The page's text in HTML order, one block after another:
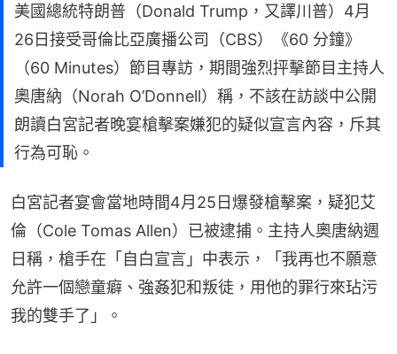
美國總統特朗普（Donald Trump，又譯川普）4月
26日接受哥倫比亞廣播公司（CBS）《60 分鐘》
（60 Minutes）節目專訪，期間強烈抨擊節目主持人
奧唐納（Norah O’Donnell）稱，不該在訪談中公開
朗讀白宮記者晚宴槍擊案嫌犯的疑似宣言內容，斥其
行為可恥。
白宮記者宴會當地時間4月25日爆發槍擊案，疑犯艾
倫（Cole Tomas Allen）已被逮捕。主持人奧唐納週
日稱，槍手在「自白宣言」中表示，「我再也不願意
允許一個戀童癖、強姦犯和叛徒，用他的罪行來玷污
我的雙手了」。